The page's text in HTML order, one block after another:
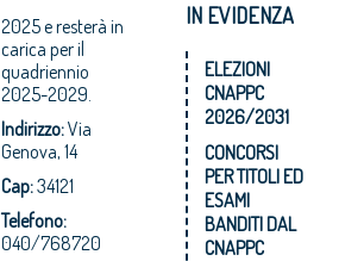
2025 e resterà in
carica per il
quadriennio
2025-2029.
Indirizzo:Via
Genova, 14
Cap:34121
Telefono:
040/768720
IN EVIDENZA
ELEZIONI
CNAPPC
2026/2031
CONCORSI
PER TITOLI ED
ESAMI
BANDITI DAL
CNAPPC